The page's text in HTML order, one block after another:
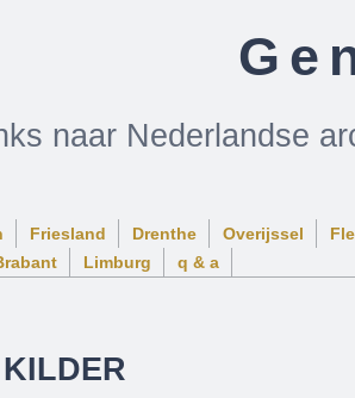
naar Nederlandse
Friesland Drenthe Overijssel
Limburg q & a
KILDER